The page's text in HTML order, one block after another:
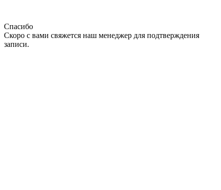
Спасибо
Скоро с вами свяжется наш менеджер для подтверждения
записи.